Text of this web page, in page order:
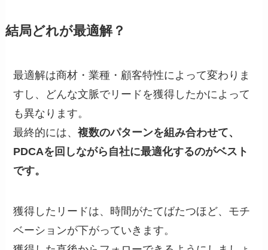
結局どれが最適解？
最適解は商材・業種・顧客特性によって変わりま
すし、どんな文脈でリードを獲得したかによって
も異なります。
最終的には、複数のパターンを組み合わせて、
PDCAを回しながら自社に最適化するのがベスト
です。
獲得したリードは、時間がたてばたつほど、モチ
ベーションが下がっていきます。